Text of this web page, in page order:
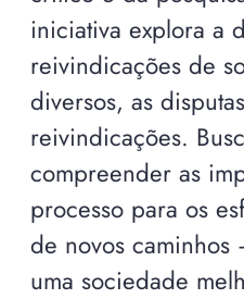
iniciativa explora a
reivindicações de
diversos, as
reivindicações.
compreender as
processo para os
de novos
uma sociedade